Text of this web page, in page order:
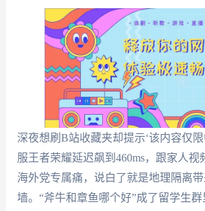
深夜想刷B站收藏夹却提示‘该内容仅限
服王者荣耀延迟飙到460ms，跟家人视
海外党专属痛，说白了就是地理隔离带
墙。“斧牛和章鱼哪个好”成了留学生